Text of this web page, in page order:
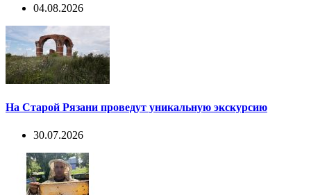
04.08.2026
На Старой Рязани проведут уникальную экскурсию
30.07.2026